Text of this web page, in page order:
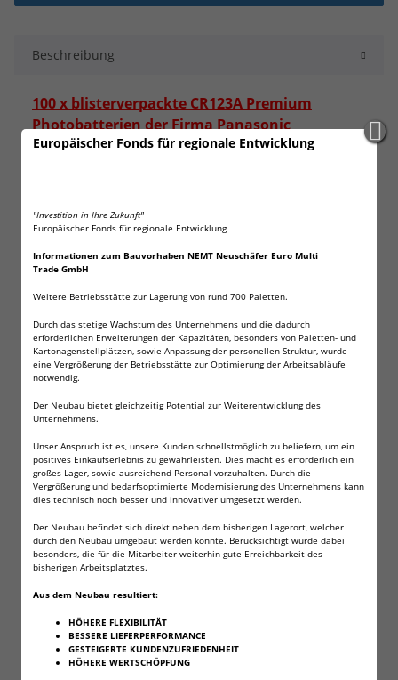
Europäischer Fonds für regionale Entwicklung
"Investition in Ihre Zukunft"
Europäischer Fonds für regionale Entwicklung
Informationen zum Bauvorhaben NEMT Neuschäfer Euro Multi
Trade GmbH
Weitere Betriebsstätte zur Lagerung von rund 700 Paletten.
Durch das stetige Wachstum des Unternehmens und die dadurch
erforderlichen Erweiterungen der Kapazitäten, besonders von Paletten- und
Kartonagenstellplätzen, sowie Anpassung der personellen Struktur, wurde
eine Vergrößerung der Betriebsstätte zur Optimierung der Arbeitsabläufe
notwendig.
Der Neubau bietet gleichzeitig Potential zur Weiterentwicklung des
Unternehmens.
Unser Anspruch ist es, unsere Kunden schnellstmöglich zu beliefern, um ein
positives Einkaufserlebnis zu gewährleisten. Dies macht es erforderlich ein
großes Lager, sowie ausreichend Personal vorzuhalten. Durch die
Vergrößerung und bedarfsoptimierte Modernisierung des Unternehmens kann
dies technisch noch besser und innovativer umgesetzt werden.
Der Neubau befindet sich direkt neben dem bisherigen Lagerort, welcher
durch den Neubau umgebaut werden konnte. Berücksichtigt wurde dabei
besonders, die für die Mitarbeiter weiterhin gute Erreichbarkeit des
bisherigen Arbeitsplatztes.
Aus dem Neubau resultiert:
HÖHERE FLEXIBILITÄT
BESSERE LIEFERPERFORMANCE
GESTEIGERTE KUNDENZUFRIEDENHEIT
HÖHERE WERTSCHÖPFUNG
Beschreibung
100 x blisterverpackte CR123A Premium
Photobatterien der Firma Panasonic
Die Batterien sind sehr hochwertig.
Maße in mm (H x B x T): 34,5 x 34,5 x 17,0
blisterverpackt
Typenbezeichnungen für CR123 sind:
CR123A, DL123A, EL123A
Diese Batterien finden z.B. auch Verwendung in:
Analog- und Digitalkameras, Taschenlampen
Nicht geeignet für ARLO Kameras.
Angaben zur Produktsicherheit
Herstellerinformationen:
Advanced Power Solution NV
Nieuwe Gentsesteenweg 21
aps_customer_service_warsaw@ap.solutions
verantwortliche Person:
Advanced Power Solution NV
Nieuwe Gentsesteenweg 21